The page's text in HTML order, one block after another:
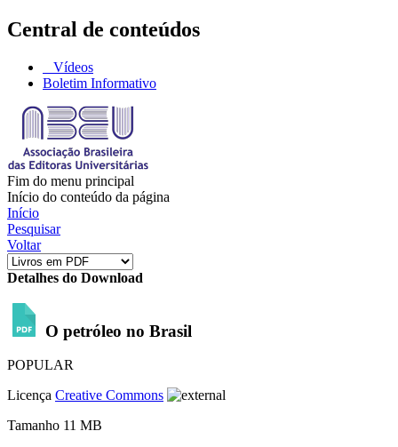
Central de conteúdos
Vídeos
Boletim Informativo
Fim do menu principal
Início do conteúdo da página
Início
Pesquisar
Voltar
Detalhes do Download
O petróleo no Brasil
POPULAR
Licença Creative Commons
Tamanho 11 MB